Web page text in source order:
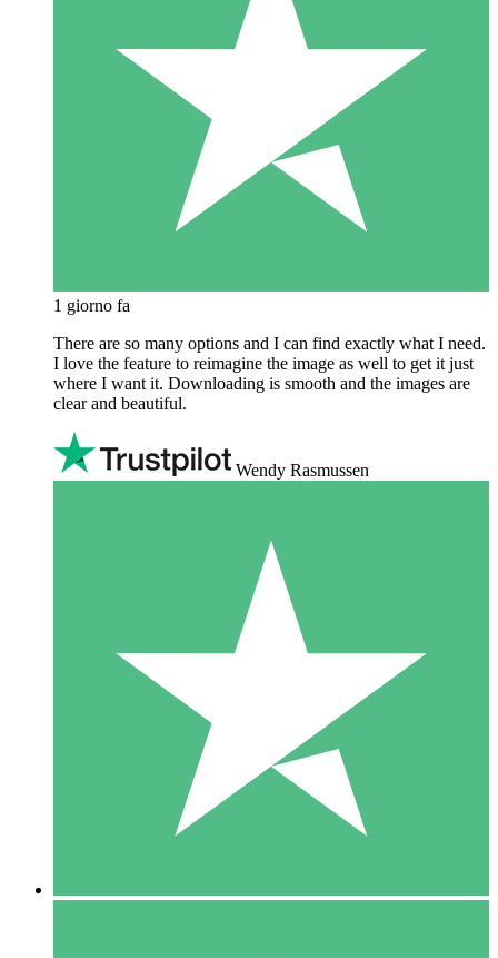
1 giorno fa
There are so many options and I can find exactly what I need.
I love the feature to reimagine the image as well to get it just
where I want it. Downloading is smooth and the images are
clear and beautiful.
Wendy Rasmussen